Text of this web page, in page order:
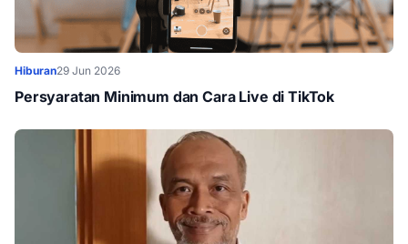
Hiburan29 Jun 2026
Persyaratan Minimum dan Cara Live di TikTok